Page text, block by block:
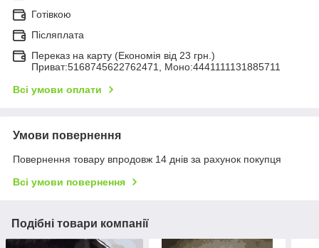
Готівкою
Післяплата
Переказ на карту (Економія від 23 грн.)
Приват:5168745622762471, Моно:4441111131885711
Всі умови оплати
Умови повернення
Повернення товару впродовж 14 днів за рахунок покупця
Всі умови повернення
Подібні товари компанії